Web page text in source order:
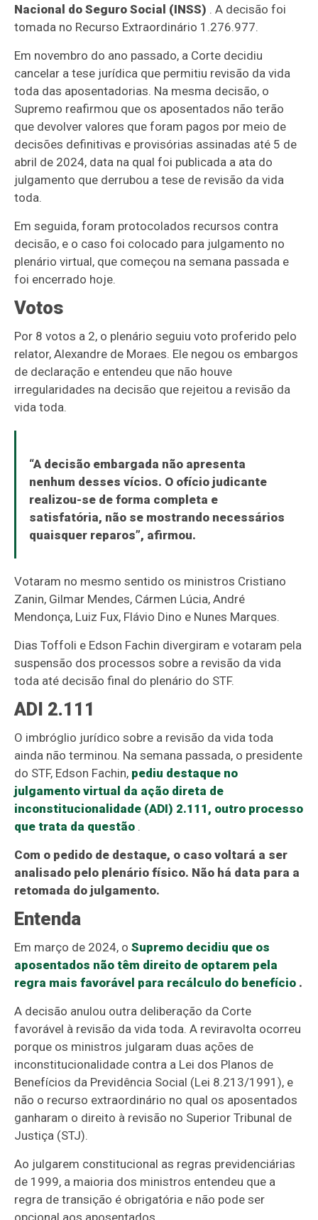
Nacional do Seguro Social (INSS) . A decisão foi
tomada no Recurso Extraordinário 1.276.977.
Em novembro do ano passado, a Corte decidiu
cancelar a tese jurídica que permitiu revisão da vida
toda das aposentadorias. Na mesma decisão, o
Supremo reafirmou que os aposentados não terão
que devolver valores que foram pagos por meio de
decisões definitivas e provisórias assinadas até 5 de
abril de 2024, data na qual foi publicada a ata do
julgamento que derrubou a tese de revisão da vida
toda.
Em seguida, foram protocolados recursos contra
decisão, e o caso foi colocado para julgamento no
plenário virtual, que começou na semana passada e
foi encerrado hoje.
Votos
Por 8 votos a 2, o plenário seguiu voto proferido pelo
relator, Alexandre de Moraes. Ele negou os embargos
de declaração e entendeu que não houve
irregularidades na decisão que rejeitou a revisão da
vida toda.
“A decisão embargada não apresenta
nenhum desses vícios. O ofício judicante
realizou-se de forma completa e
satisfatória, não se mostrando necessários
quaisquer reparos”, afirmou.
Votaram no mesmo sentido os ministros Cristiano
Zanin, Gilmar Mendes, Cármen Lúcia, André
Mendonça, Luiz Fux, Flávio Dino e Nunes Marques.
Dias Toffoli e Edson Fachin divergiram e votaram pela
suspensão dos processos sobre a revisão da vida
toda até decisão final do plenário do STF.
ADI 2.111
O imbróglio jurídico sobre a revisão da vida toda
ainda não terminou. Na semana passada, o presidente
do STF, Edson Fachin, pediu destaque no
julgamento virtual da ação direta de
inconstitucionalidade (ADI) 2.111, outro processo
que trata da questão .
Com o pedido de destaque, o caso voltará a ser
analisado pelo plenário físico. Não há data para a
retomada do julgamento.
Entenda
Em março de 2024, oSupremo decidiu que os
aposentados não têm direito de optarem pela
regra mais favorável para recálculo do benefício .
A decisão anulou outra deliberação da Corte
favorável à revisão da vida toda. A reviravolta ocorreu
porque os ministros julgaram duas ações de
inconstitucionalidade contra a Lei dos Planos de
Benefícios da Previdência Social (Lei 8.213/1991), e
não o recurso extraordinário no qual os aposentados
ganharam o direito à revisão no Superior Tribunal de
Justiça (STJ).
Ao julgarem constitucional as regras previdenciárias
de 1999, a maioria dos ministros entendeu que a
regra de transição é obrigatória e não pode ser